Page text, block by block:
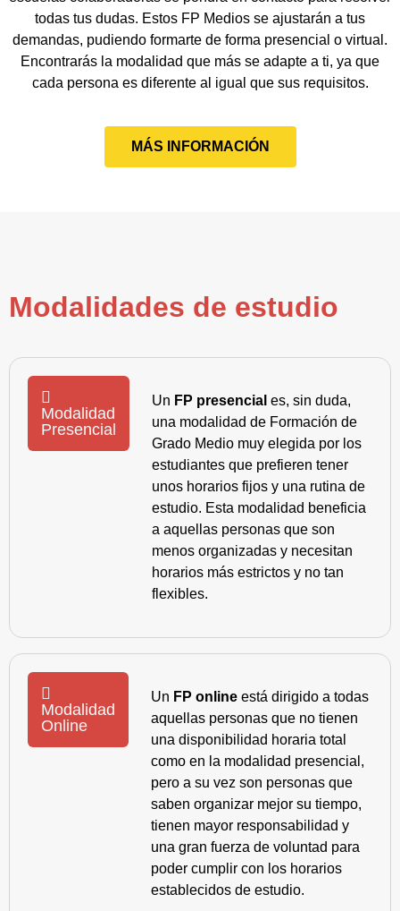
todas tus dudas. Estos FP Medios se ajustarán a tus
demandas, pudiendo formarte de forma presencial o virtual.
Encontrarás la modalidad que más se adapte a ti, ya que
cada persona es diferente al igual que sus requisitos.
MÁS INFORMACIÓN
Modalidades de estudio
Modalidad
Presencial
Un FP presencial es, sin duda,
una modalidad de Formación de
Grado Medio muy elegida por los
estudiantes que prefieren tener
unos horarios fijos y una rutina de
estudio. Esta modalidad beneficia
a aquellas personas que son
menos organizadas y necesitan
horarios más estrictos y no tan
flexibles.
Modalidad
Online
Un FP online está dirigido a todas
aquellas personas que no tienen
una disponibilidad horaria total
como en la modalidad presencial,
pero a su vez son personas que
saben organizar mejor su tiempo,
tienen mayor responsabilidad y
una gran fuerza de voluntad para
poder cumplir con los horarios
establecidos de estudio.